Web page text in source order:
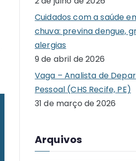
Cuidados com a saúde
chuva: previna dengue,
alergias
9 de abril de 2026
Vaga – Analista de
Pessoal (CHS Recife, PE)
31 de março de 2026
Arquivos